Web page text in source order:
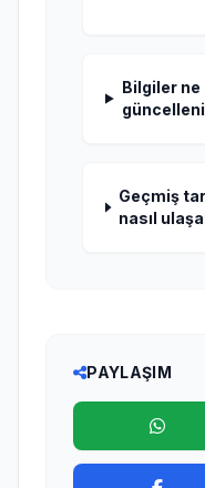
Bilgiler ne
Geçmiş
nasıl
PAYLAŞIM